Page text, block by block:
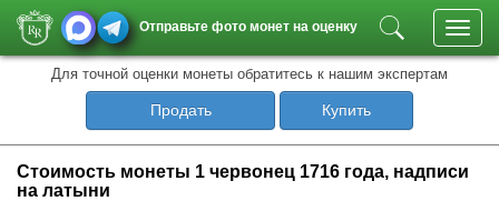
Отправьте фото монет на оценку
Для точной оценки монеты обратитесь к нашим экспертам
Продать Купить
Стоимость монеты 1 червонец 1716 года, надписи
на латыни